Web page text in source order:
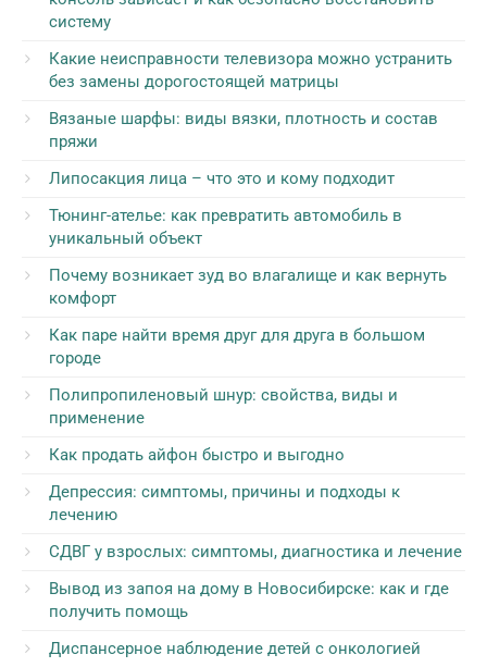
систему
Какие неисправности телевизора можно устранить
без замены дорогостоящей матрицы
Вязаные шарфы: виды вязки, плотность и состав
пряжи
Липосакция лица – что это и кому подходит
Тюнинг-ателье: как превратить автомобиль в
уникальный объект
Почему возникает зуд во влагалище и как вернуть
комфорт
Как паре найти время друг для друга в большом
городе
Полипропиленовый шнур: свойства, виды и
применение
Как продать айфон быстро и выгодно
Депрессия: симптомы, причины и подходы к
лечению
СДВГ у взрослых: симптомы, диагностика и лечение
Вывод из запоя на дому в Новосибирске: как и где
получить помощь
Диспансерное наблюдение детей с онкологией